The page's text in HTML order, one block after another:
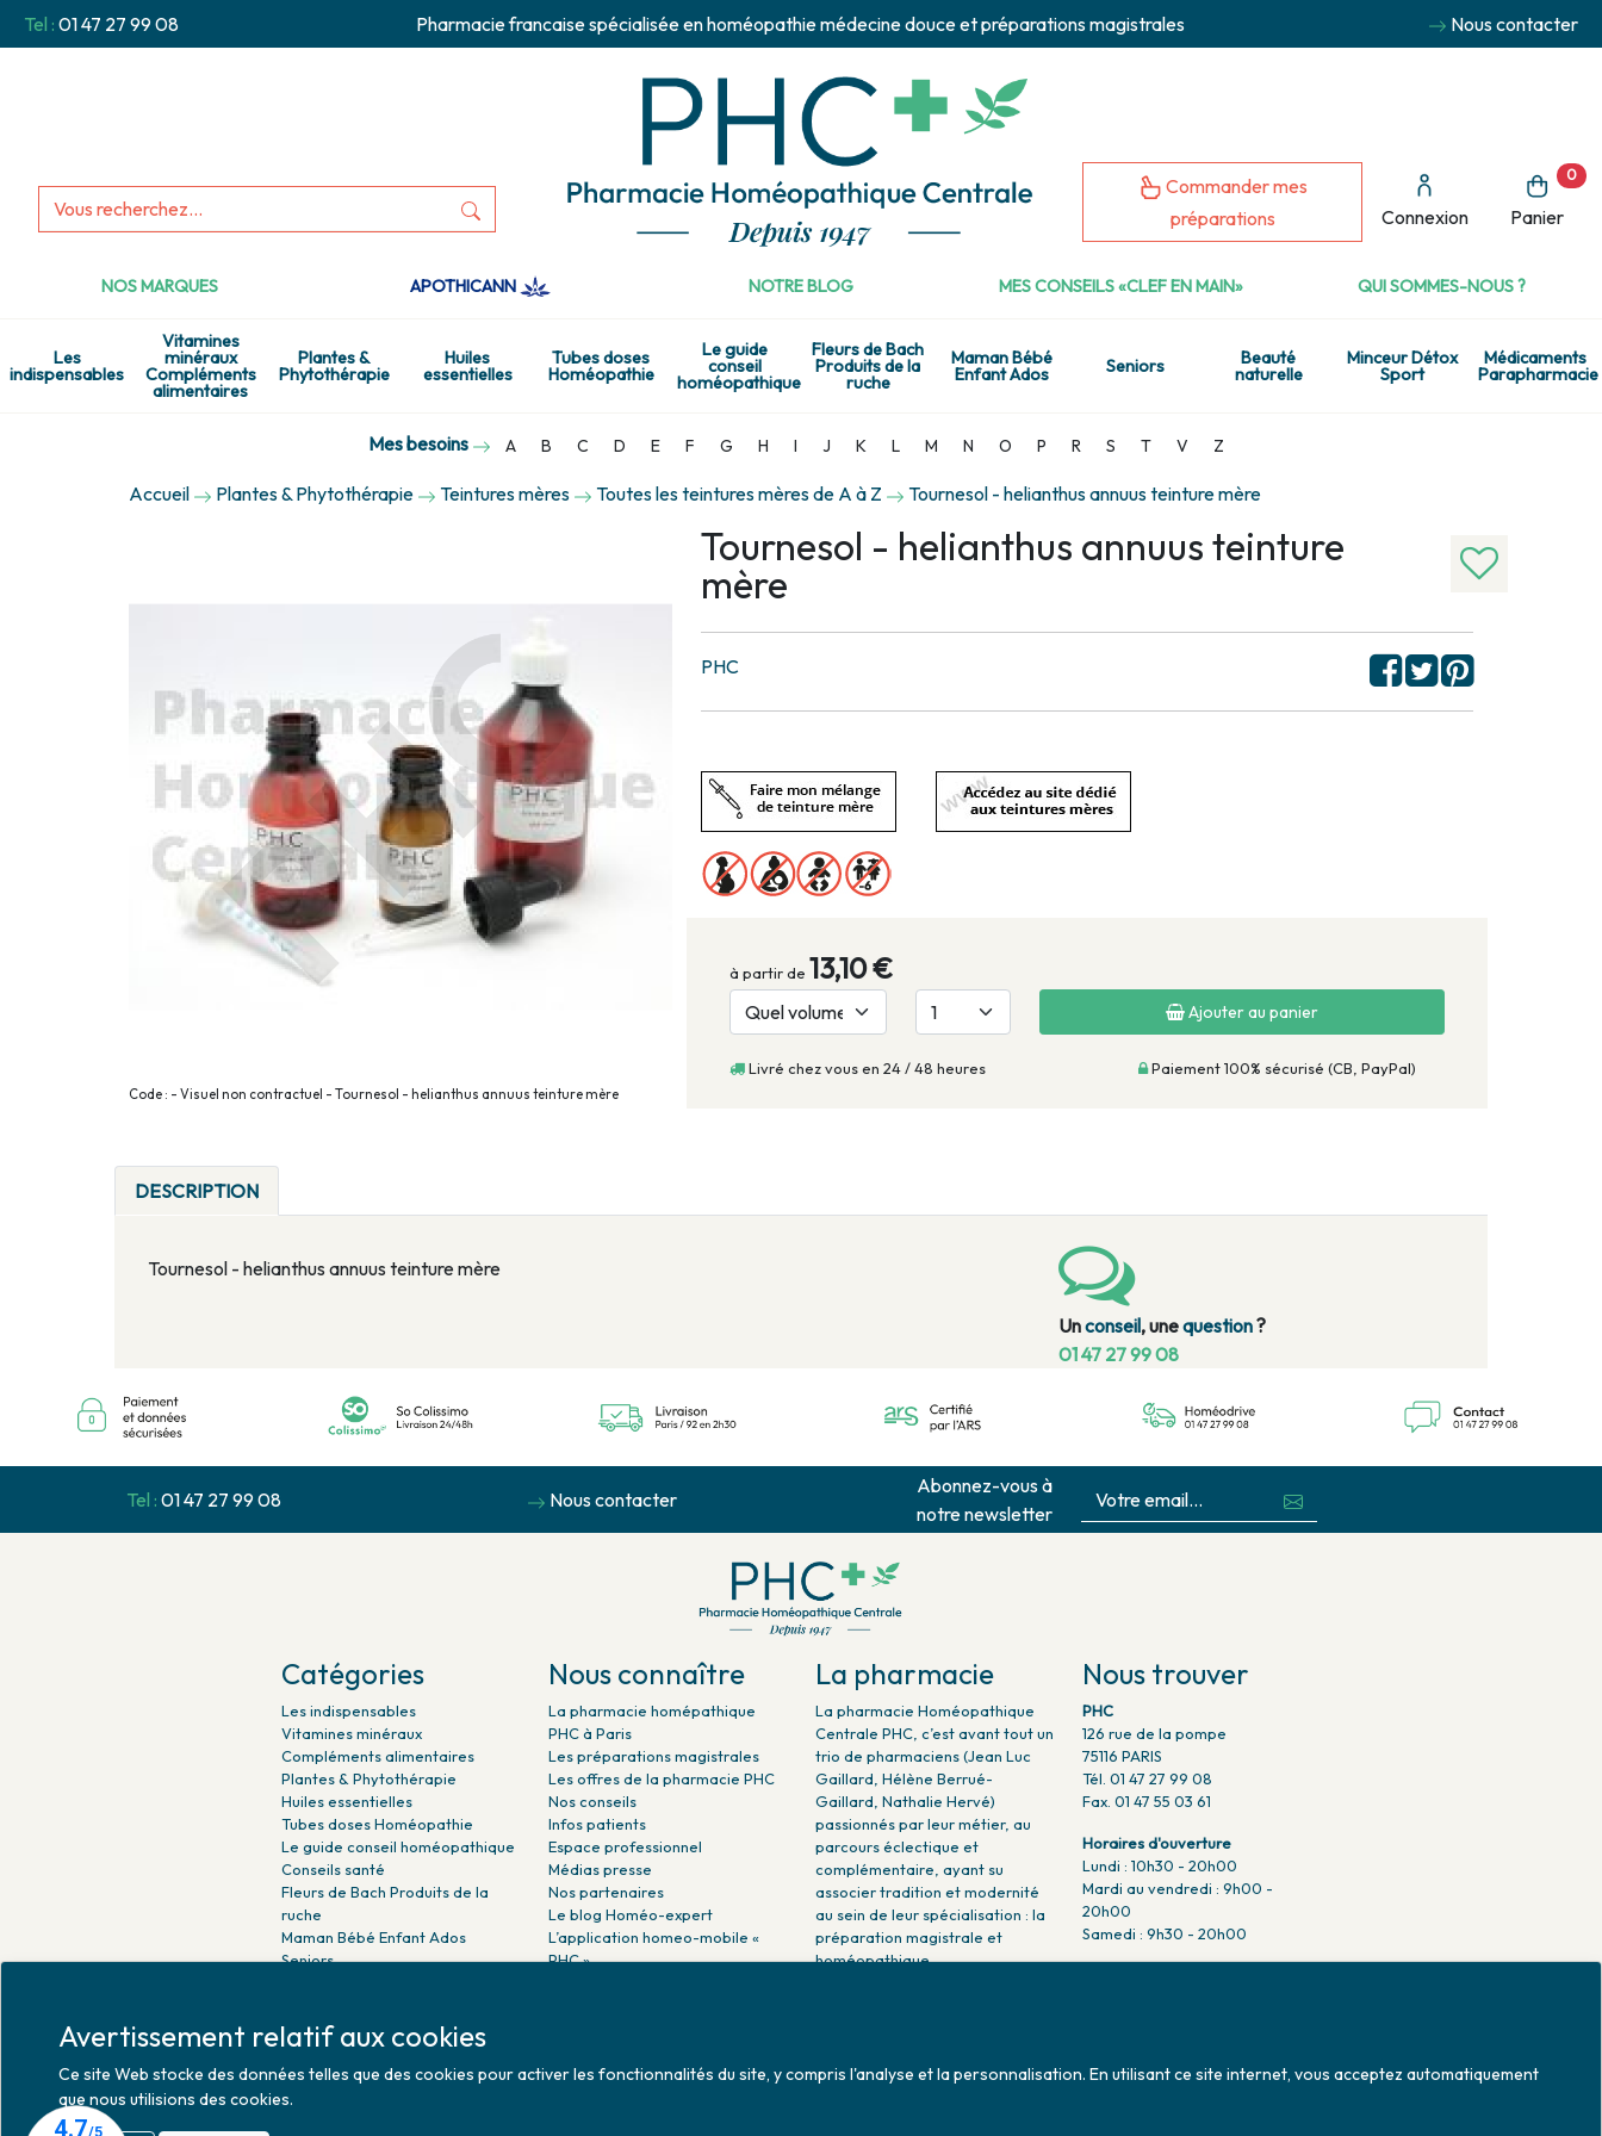
Tel : 01 47 27 99 08 Pharmacie francaise spécialisée en homéopathie médecine douce et préparations magistrales Nous contacter
Commander mes
préparations
Connexion Panier
0
NOS MARQUES APOTHICANN NOTRE BLOG MES CONSEILS «CLEF EN MAIN» QUI SOMMES-NOUS ?
Les
indispensables
Vitamines
minéraux
Compléments
alimentaires
Plantes &
Phytothérapie
Huiles
essentielles
Tubes doses
Homéopathie
Le guide
conseil
homéopathique
Fleurs de Bach
Produits de la
ruche
Maman Bébé
Enfant Ados Seniors Beauté
naturelle
Minceur Détox
Sport
Médicaments
Parapharmacie
Mes besoins A B C D E F G H I J K L M N O P R S T V Z
Accueil Plantes & Phytothérapie Teintures mères Toutes les teintures mères de A à Z Tournesol - helianthus annuus teinture mère
Code : - Visuel non contractuel - Tournesol - helianthus annuus teinture mère
Tournesol - helianthus annuus teinture
mère
PHC
à partir de 13,10 €
Ajouter au panier
Livré chez vous en 24 / 48 heures Paiement 100% sécurisé (CB, PayPal)
DESCRIPTION
Tournesol - helianthus annuus teinture mère
Unconseil, unequestion?
01 47 27 99 08
Tel : 01 47 27 99 08 Nous contacter
Abonnez-vous à
notre newsletter
Catégories
Les indispensables
Vitamines minéraux
Compléments alimentaires
Plantes & Phytothérapie
Huiles essentielles
Tubes doses Homéopathie
Le guide conseil homéopathique
Conseils santé
Fleurs de Bach Produits de la
ruche
Maman Bébé Enfant Ados
Seniors
Médicaments Parapharmacie
Nous connaître
La pharmacie homépathique
PHC à Paris
Les préparations magistrales
Les offres de la pharmacie PHC
Nos conseils
Infos patients
Espace professionnel
Médias presse
Nos partenaires
Le blog Homéo-expert
L’application homeo-mobile «
PHC »
Enfants - AMFE
La pharmacie
La pharmacie Homéopathique
Centrale PHC, c’est avant tout un
trio de pharmaciens (Jean Luc
Gaillard, Hélène Berrué-
Gaillard, Nathalie Hervé)
passionnés par leur métier, au
parcours éclectique et
complémentaire, ayant su
associer tradition et modernité
au sein de leur spécialisation : la
préparation magistrale et
homéopathique.
Nous trouver
PHC
126 rue de la pompe
75116 PARIS
Tél. 01 47 27 99 08
Fax. 01 47 55 03 61
Horaires d'ouverture
Lundi : 10h30 - 20h00
Mardi au vendredi : 9h00 -
20h00
Samedi : 9h30 - 20h00
Avertissement relatif aux cookies
Ce site Web stocke des données telles que des cookies pour activer les fonctionnalités du site, y compris l'analyse et la personnalisation. En utilisant ce site internet, vous acceptez automatiquement
que nous utilisions des cookies.